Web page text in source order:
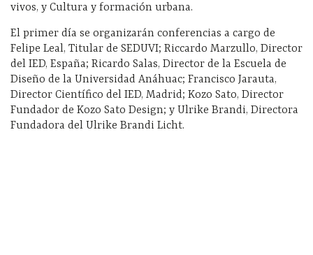
vivos, y Cultura y formación urbana.
El primer día se organizarán conferencias a cargo de
Felipe Leal, Titular de SEDUVI; Riccardo Marzullo, Director
del IED, España; Ricardo Salas, Director de la Escuela de
Diseño de la Universidad Anáhuac; Francisco Jarauta,
Director Científico del IED, Madrid; Kozo Sato, Director
Fundador de Kozo Sato Design; y Ulrike Brandi, Directora
Fundadora del Ulrike Brandi Licht.